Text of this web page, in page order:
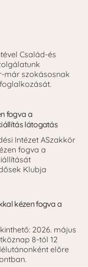
Család-és
már szokásosnak
fogva a
látogatás
Intézet ASzakkör
fogva a
Klubja
kézen fogva a
2026. május
8-tól 12
előre